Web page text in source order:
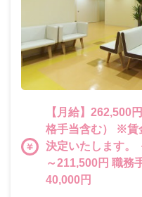
【月給】262,500
格手当含む） ※賃
決定いたします。 ＜内訳＞ 基本給：152,500円
～211,500円 職務
40,000円